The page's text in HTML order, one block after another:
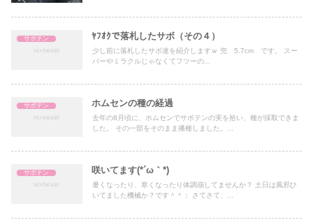
サボテン ﾔﾌｵｸで落札したサボ（その４）
少し前に落札したサボ達を紹介しますｗ 兜 5.7cm です。 スー
パーやミラクルじゃなくてフツーの...
サボテン ホムセンの種の経過
去年の8月頃に、ホムセンでサボテンの実を拾い、種が採取できま
した。 その一部をそのまま播種しました。...
サボテン 咲いてます(*´ω｀*)
暑くなったり、寒くなったり体調崩してませんか？ 土日は風邪ひ
いてました機械か？です＾＾； さてさて、...